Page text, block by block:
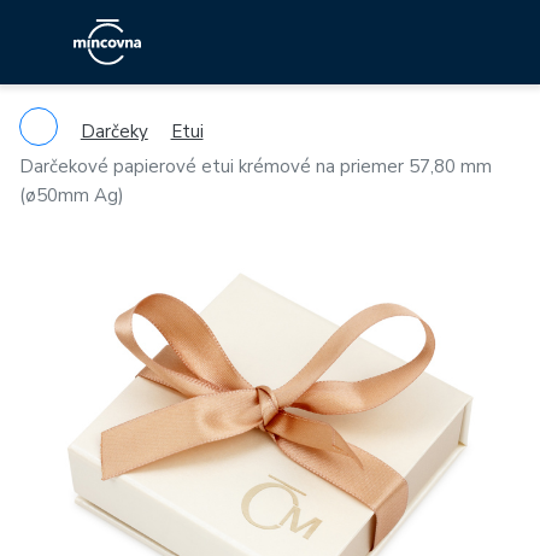
Darčeky
Etui
Darčekové papierové etui krémové na priemer 57,80 mm
(ø50mm Ag)
Previous